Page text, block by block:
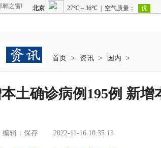
郸之窗!
首页 > 资讯 > 国内 >
土确诊病例195例 新
编辑：保存 2022-11-16 10:35:13